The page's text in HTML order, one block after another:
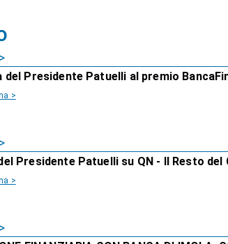
Presidente Patuelli al premio
>
Presidente Patuelli su QN - Il Resto del
>